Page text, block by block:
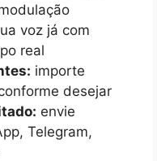
voz já com
real
importe
desejar
envie
Telegram,